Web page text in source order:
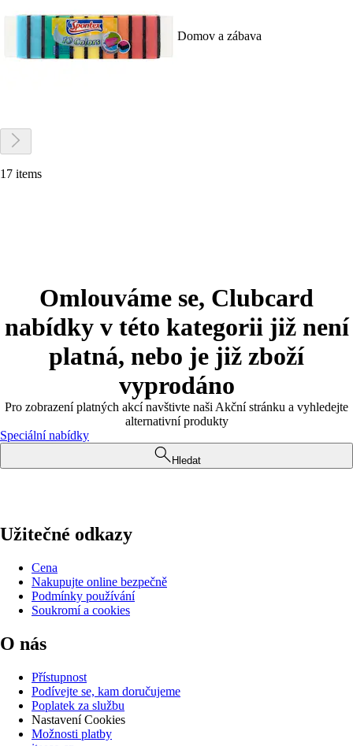
Domov a zábava
17 items
Omlouváme se, Clubcard
nabídky v této kategorii již není
platná, nebo je již zboží
vyprodáno
Pro zobrazení platných akcí navštivte naši Akční stránku a vyhledejte
alternativní produkty
Speciální nabídky
Hledat
Užitečné odkazy
Cena
Nakupujte online bezpečně
Podmínky používání
Soukromí a cookies
O nás
Přístupnost
Podívejte se, kam doručujeme
Poplatek za službu
Nastavení Cookies
Možnosti platby